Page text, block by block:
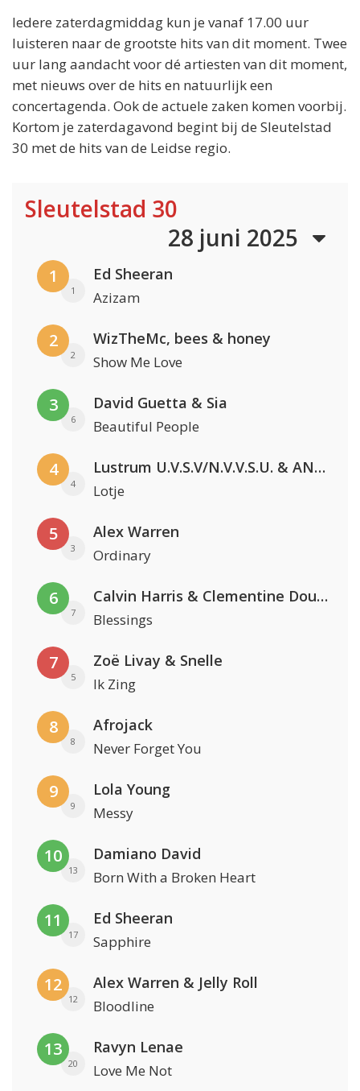
Iedere zaterdagmiddag kun je vanaf 17.00 uur
luisteren naar de grootste hits van dit moment. Twee
uur lang aandacht voor dé artiesten van dit moment,
met nieuws over de hits en natuurlijk een
concertagenda. Ook de actuele zaken komen voorbij.
Kortom je zaterdagavond begint bij de Sleutelstad
30 met de hits van de Leidse regio.
Sleutelstad 30
28 juni 2025
1
1
Ed Sheeran
Azizam
2
2
WizTheMc, bees & honey
Show Me Love
3
6
David Guetta & Sia
Beautiful People
4
4
Lustrum U.V.S.V/N.V.V.S.U. & ANNO ONS & Jopke van Dobbenburgh & Roeland Beelen
Lotje
5
3
Alex Warren
Ordinary
6
7
Calvin Harris & Clementine Douglas
Blessings
7
5
Zoë Livay & Snelle
Ik Zing
8
8
Afrojack
Never Forget You
9
9
Lola Young
Messy
10
13
Damiano David
Born With a Broken Heart
11
17
Ed Sheeran
Sapphire
12
12
Alex Warren & Jelly Roll
Bloodline
13
20
Ravyn Lenae
Love Me Not